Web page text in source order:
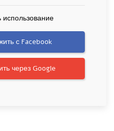
с Facebook
через Google